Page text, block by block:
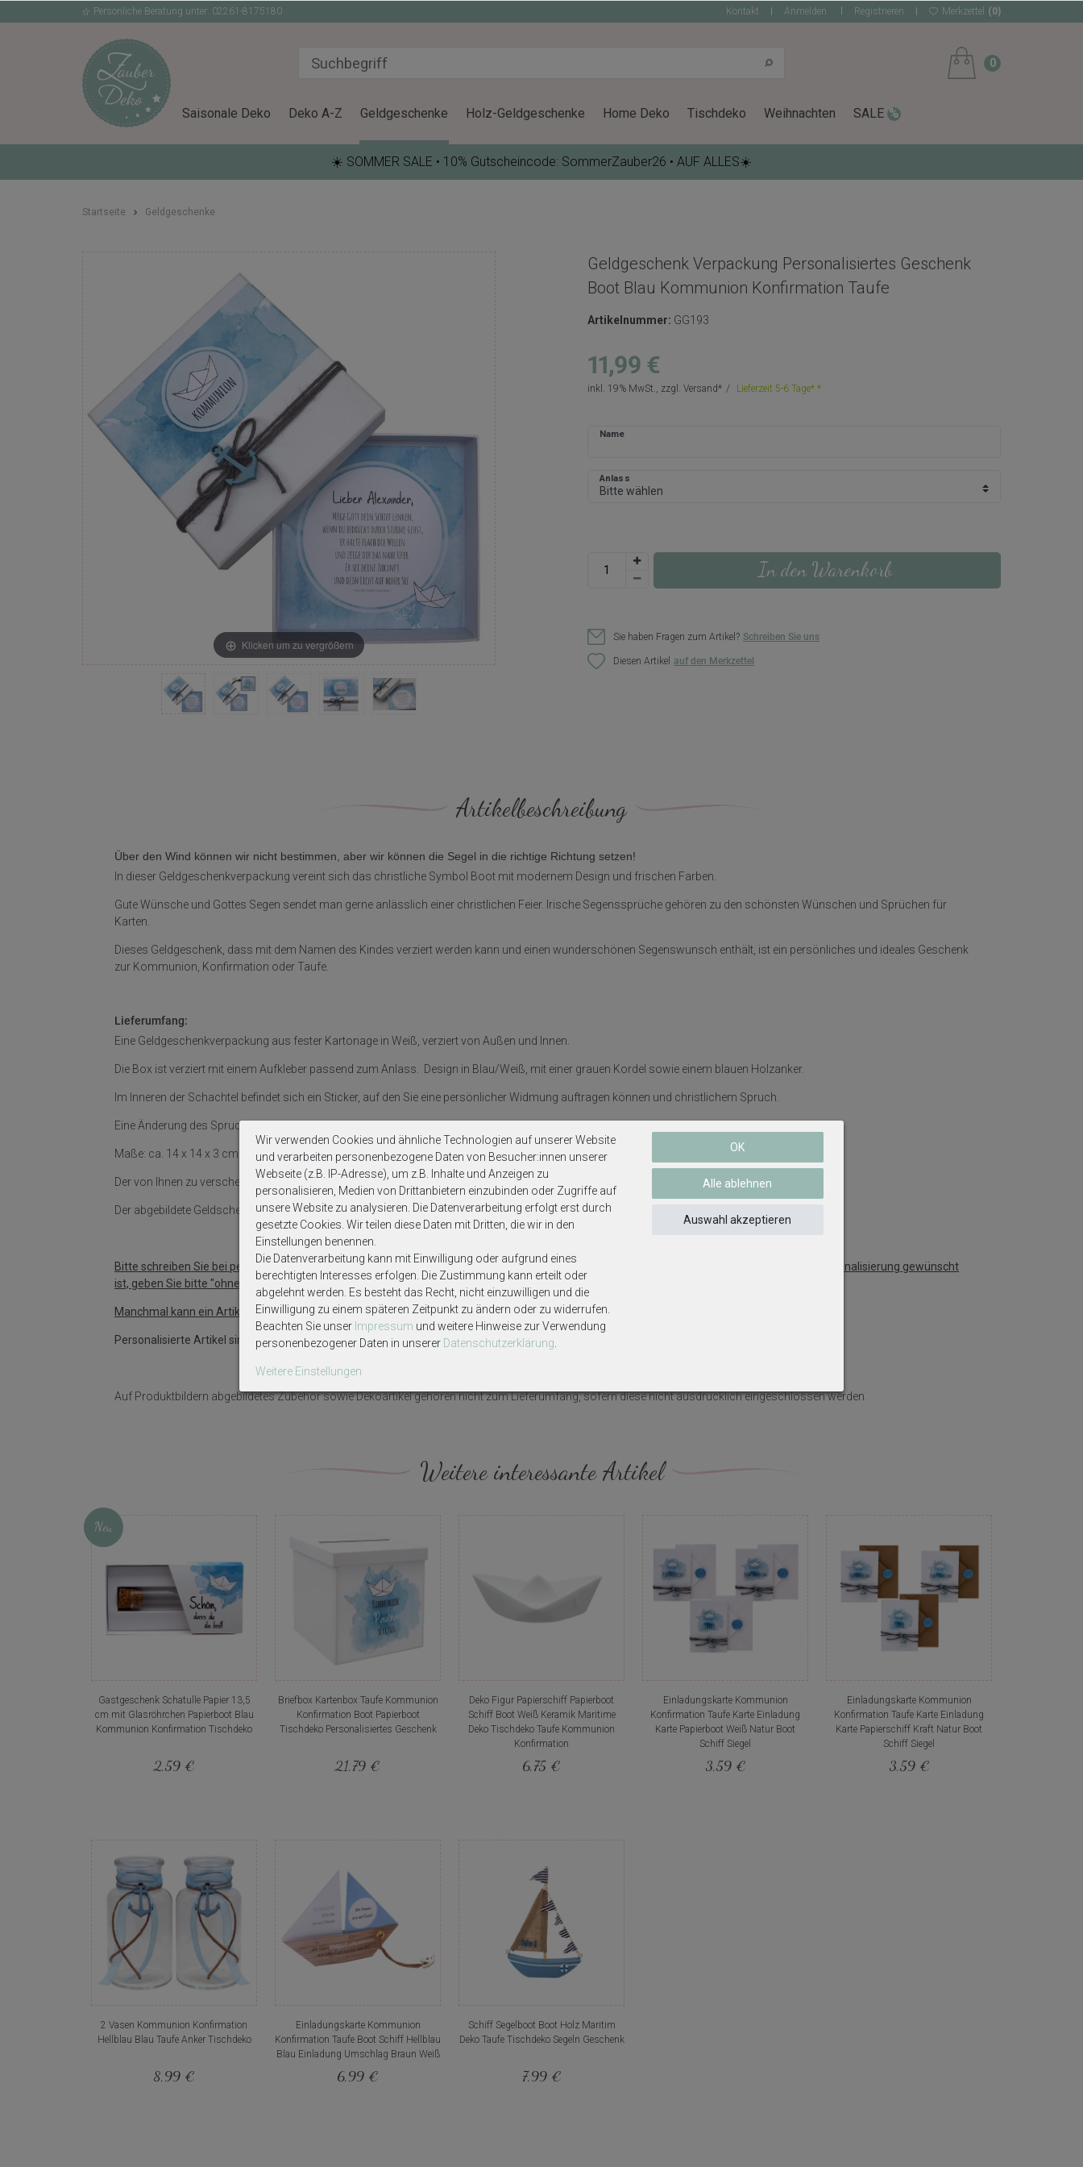
Persönliche Beratung unter: 02261-8175180 Kontakt Anmelden Registrieren Merkzettel (0)
0
Saisonale Deko Deko A-Z Geldgeschenke Holz-Geldgeschenke Home Deko Tischdeko Weihnachten SALE
☀️ SOMMER SALE • 10% Gutscheincode: SommerZauber26 • AUF ALLES☀️
Startseite Geldgeschenke
Klicken um zu vergrößern
Geldgeschenk Verpackung Personalisiertes Geschenk
Boot Blau Kommunion Konfirmation Taufe
Artikelnummer: GG193
11,99 €
inkl. 19% MwSt., zzgl. Versand Lieferzeit 5-6 Tage*
Name
Anlass
In den Warenkorb
Sie haben Fragen zum Artikel? Schreiben Sie uns
Diesen Artikel
Artikelbeschreibung
Über den Wind können wir nicht bestimmen, aber wir können die Segel in die richtige Richtung setzen!
In dieser Geldgeschenkverpackung vereint sich das christliche Symbol Boot mit modernem Design und frischen Farben.
Gute Wünsche und Gottes Segen sendet man gerne anlässlich einer christlichen Feier. Irische Segenssprüche gehören zu den schönsten Wünschen und Sprüchen für
Karten.
Dieses Geldgeschenk, dass mit dem Namen des Kindes verziert werden kann und einen wunderschönen Segenswunsch enthält, ist ein persönliches und ideales Geschenk
zur Kommunion, Konfirmation oder Taufe.
Lieferumfang:
Eine Geldgeschenkverpackung aus fester Kartonage in Weiß, verziert von Außen und Innen.
Die Box ist verziert mit einem Aufkleber passend zum Anlass. Design in Blau/Weiß, mit einer grauen Kordel sowie einem blauen Holzanker.
Im Inneren der Schachtel befindet sich ein Sticker, auf den Sie eine persönlicher Widmung auftragen können und christlichem Spruch.
Eine Änderung des Spruches oder das Hinzufügen von anderen Daten ist nicht möglich!
Maße: ca. 14 x 14 x 3 cm.
Der von Ihnen zu verschenkende Geldschein wird einfach gefaltet und an der innen angebrachten Holzklammer befestigt.
Der abgebildete Geldschein ist nur eine Kopie, somit wertlos und wird nicht mit geschickt!
Bitte schreiben Sie bei personalisierten Artikeln die gewünschte Beschriftung per Nachricht oder in die vorgesehenen Kästchen; falls keine Personalisierung gewünscht
ist, geben Sie bitte "ohne Personalisierung" ein.
Manchmal kann ein Artikel ohne Personalisierung nicht versendet werden, dann müssen wir leider nach 12 Stunden ohne Angabe stornieren.
Personalisierte Artikel sind vom Umtausch ausgeschlossen!
Auf Produktbildern abgebildetes Zubehör sowie Dekoartikel gehören nicht zum Lieferumfang, sofern diese nicht ausdrücklich eingeschlossen werden.
Weitere interessante Artikel
Neu
Gastgeschenk Schatulle Papier 13,5
cm mit Glasröhrchen Papierboot Blau
Kommunion Konfirmation Tischdeko
2,59 €
Briefbox Kartenbox Taufe Kommunion
Konfirmation Boot Papierboot
Tischdeko Personalisiertes Geschenk
21,79 €
Deko Figur Papierschiff Papierboot
Schiff Boot Weiß Keramik Maritime
Deko Tischdeko Taufe Kommunion
Konfirmation
6,75 €
Einladungskarte Kommunion
Konfirmation Taufe Karte Einladung
Karte Papierboot Weiß Natur Boot
Schiff Siegel
3,59 €
Einladungskarte Kommunion
Konfirmation Taufe Karte Einladung
Karte Papierschiff Kraft Natur Boot
Schiff Siegel
3,59 €
2 Vasen Kommunion Konfirmation
Hellblau Blau Taufe Anker Tischdeko
8,99 €
Einladungskarte Kommunion
Konfirmation Taufe Boot Schiff Hellblau
Blau Einladung Umschlag Braun Weiß
6,99 €
Schiff Segelboot Boot Holz Maritim
Deko Taufe Tischdeko Segeln Geschenk
7,99 €
Wir verwenden Cookies und ähnliche Technologien auf unserer Website
und verarbeiten personenbezogene Daten von Besucher:innen unserer
Webseite (z.B. IP-Adresse), um z.B. Inhalte und Anzeigen zu
personalisieren, Medien von Drittanbietern einzubinden oder Zugriffe auf
unsere Website zu analysieren. Die Datenverarbeitung erfolgt erst durch
gesetzte Cookies. Wir teilen diese Daten mit Dritten, die wir in den
Einstellungen benennen.
Die Datenverarbeitung kann mit Einwilligung oder aufgrund eines
berechtigten Interesses erfolgen. Die Zustimmung kann erteilt oder
abgelehnt werden. Es besteht das Recht, nicht einzuwilligen und die
Einwilligung zu einem späteren Zeitpunkt zu ändern oder zu widerrufen.
Beachten Sie unser Impressum und weitere Hinweise zur Verwendung
personenbezogener Daten in unserer Daten­schutz­erklärung
Weitere Einstellungen
OK
Alle ablehnen
Auswahl akzeptieren